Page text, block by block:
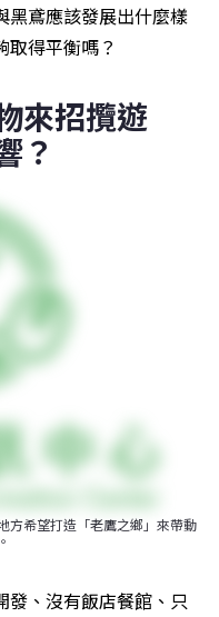
黑鳶應該發展出什麼樣
取得平衡嗎？
來招攬遊
？
方希望打造「老鷹之鄉」來帶動
發、沒有飯店餐館、只